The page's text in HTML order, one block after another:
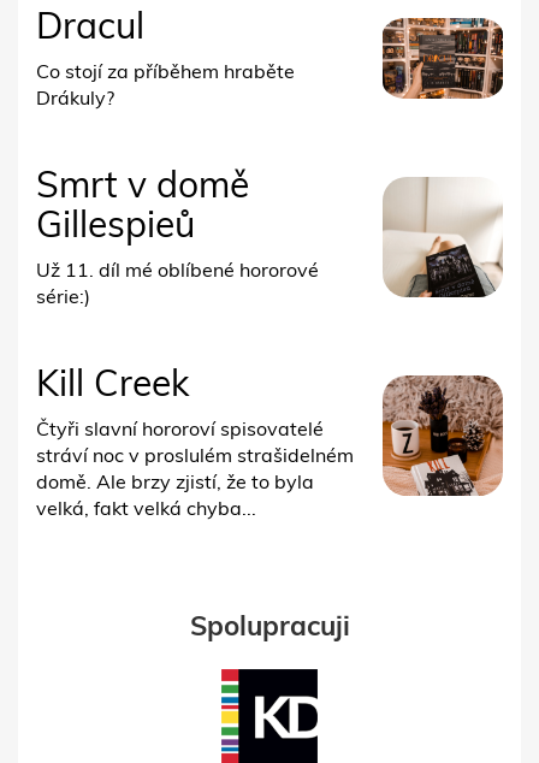
Dracul
Co stojí za příběhem hraběte
Drákuly?
Smrt v domě
Gillespieů
Už 11. díl mé oblíbené hororové
série:)
Kill Creek
Čtyři slavní hororoví spisovatelé
stráví noc v proslulém strašidelném
domě. Ale brzy zjistí, že to byla
velká, fakt velká chyba...
Spolupracuji